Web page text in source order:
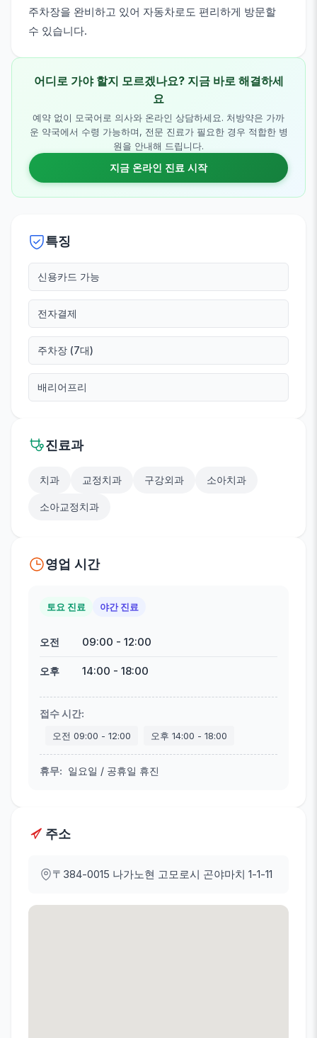
주차장을 완비하고 있어 자동차로도 편리하게 방문할
수 있습니다.
어디로 가야 할지 모르겠나요? 지금 바로 해결하세
요
예약 없이 모국어로 의사와 온라인 상담하세요. 처방약은 가까
운 약국에서 수령 가능하며, 전문 진료가 필요한 경우 적합한 병
원을 안내해 드립니다.
지금 온라인 진료 시작
특징
신용카드 가능
전자결제
주차장 (7대)
배리어프리
진료과
치과 교정치과 구강외과 소아치과
소아교정치과
영업 시간
토요 진료 야간 진료
오전 09:00 - 12:00
오후 14:00 - 18:00
접수 시간:
오전 09:00 - 12:00 오후 14:00 - 18:00
휴무: 일요일 / 공휴일 휴진
주소
〒384-0015 나가노현 고모로시 곤야마치 1-1-11